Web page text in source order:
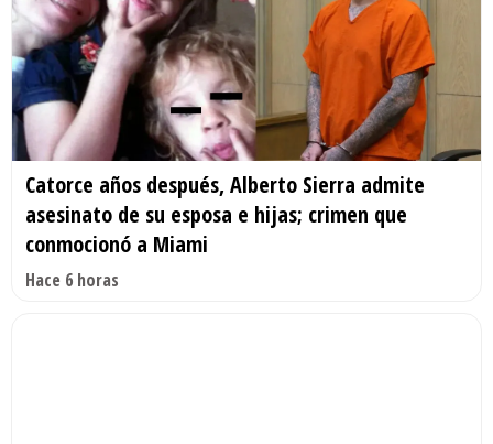
Catorce años después, Alberto Sierra admite
asesinato de su esposa e hijas; crimen que
conmocionó a Miami
Hace 6 horas